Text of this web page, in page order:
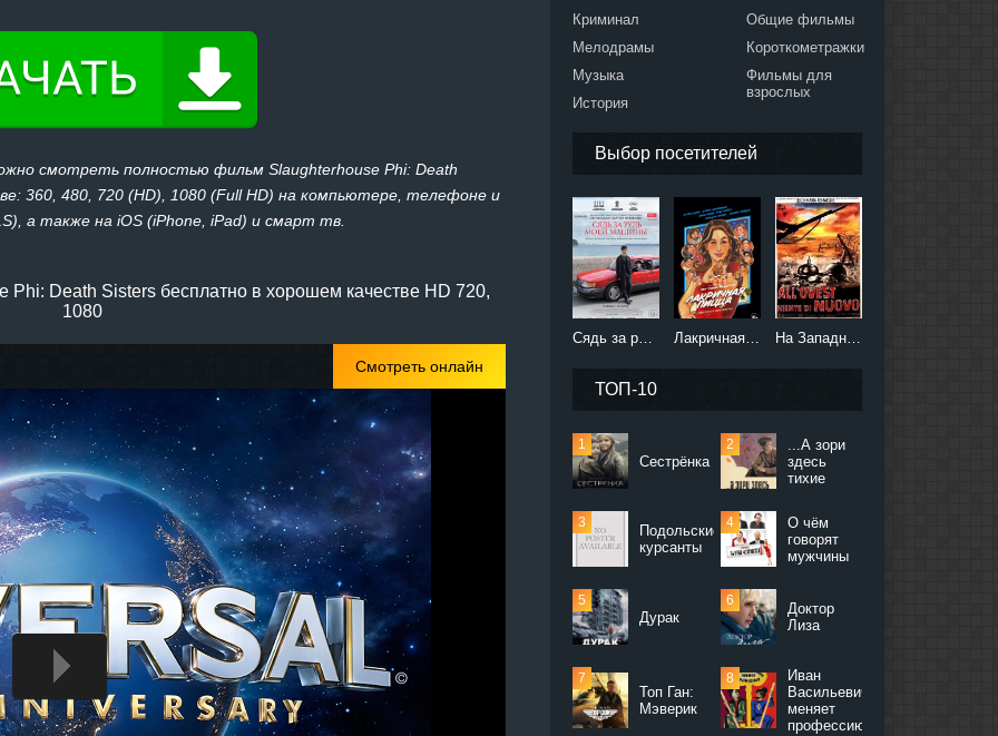
смотреть полностью фильм Slaughterhouse Phi: Death
360, 480, 720 (HD), 1080 (Full HD) на компьютере, телефоне и
а также на iOS (iPhone, iPad) и смарт тв.
Death Sisters бесплатно в хорошем качестве HD 720,
1080
Смотреть онлайн
Криминал
Мелодрамы
Музыка
История
Общие фильмы
Короткометражки
Фильмы для
взрослых
Выбор посетителей
Сядь за руль моей машины (2021) Лакричная пицца (2021) На Западном фронте без перемен (2022)
ТОП-10
Сестрёнка
...А зори
здесь
тихие
Подольские
курсанты
О чём
говорят
мужчины
Дурак
Доктор
Лиза
Топ Ган:
Мэверик
Иван
Васильевич
меняет
профессию